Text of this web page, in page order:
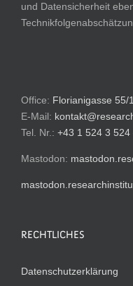
und Datensicherheit
Office: Florianigasse 55/
E-Mail:
Tel. Nr.: +43 1 524 3 524
Mastodon:
RECHTLICHES
Datenschutzerklärung